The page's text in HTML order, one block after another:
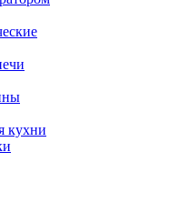
кухни